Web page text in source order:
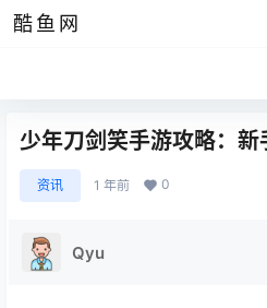
酷鱼网
少年刀剑笑手游攻略：新
资讯 1 年前 0
Qyu